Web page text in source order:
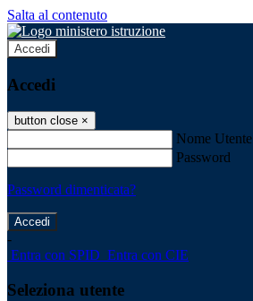
Salta al contenuto
Accedi
Accedi
button close ×
Nome Utente
Password
Password dimenticata?
-
Entra con SPID Entra con CIE
Seleziona utente